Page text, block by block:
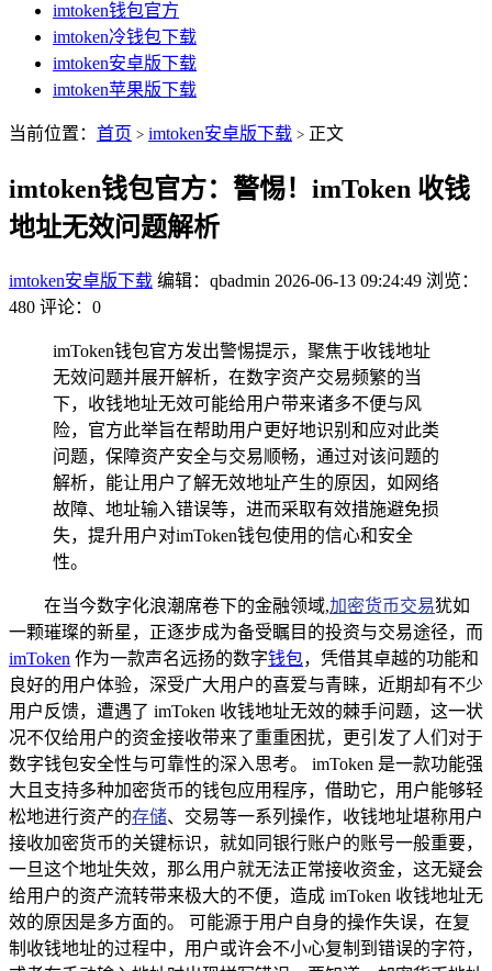
imtoken钱包官方
imtoken冷钱包下载
imtoken安卓版下载
imtoken苹果版下载
当前位置： 首页 > imtoken安卓版下载 > 正文
imtoken钱包官方：警惕！imToken 收钱
地址无效问题解析
imtoken安卓版下载 编辑：qbadmin 2026-06-13 09:24:49 浏览：
480 评论：0
imToken钱包官方发出警惕提示，聚焦于收钱地址
无效问题并展开解析，在数字资产交易频繁的当
下，收钱地址无效可能给用户带来诸多不便与风
险，官方此举旨在帮助用户更好地识别和应对此类
问题，保障资产安全与交易顺畅，通过对该问题的
解析，能让用户了解无效地址产生的原因，如网络
故障、地址输入错误等，进而采取有效措施避免损
失，提升用户对imToken钱包使用的信心和安全
性。
在当今数字化浪潮席卷下的金融领域,加密货币交易犹如
一颗璀璨的新星，正逐步成为备受瞩目的投资与交易途径，而
imToken 作为一款声名远扬的数字钱包，凭借其卓越的功能和
良好的用户体验，深受广大用户的喜爱与青睐，近期却有不少
用户反馈，遭遇了 imToken 收钱地址无效的棘手问题，这一状
况不仅给用户的资金接收带来了重重困扰，更引发了人们对于
数字钱包安全性与可靠性的深入思考。 imToken 是一款功能强
大且支持多种加密货币的钱包应用程序，借助它，用户能够轻
松地进行资产的存储、交易等一系列操作，收钱地址堪称用户
接收加密货币的关键标识，就如同银行账户的账号一般重要，
一旦这个地址失效，那么用户就无法正常接收资金，这无疑会
给用户的资产流转带来极大的不便，造成 imToken 收钱地址无
效的原因是多方面的。 可能源于用户自身的操作失误，在复
制收钱地址的过程中，用户或许会不小心复制到错误的字符，